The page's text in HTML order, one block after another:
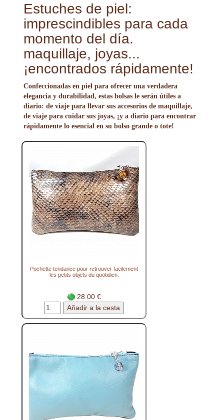
Estuches de piel:
imprescindibles para cada
momento del día.
maquillaje, joyas...
¡encontrados rápidamente!
Confeccionadas en piel para ofrecer una verdadera
elegancia y durabilidad, estas bolsas le serán útiles a
diario: de viaje para llevar sus accesorios de maquillaje,
de viaje para cuidar sus joyas, ¡y a diario para encontrar
rápidamente lo esencial en su bolso grande o tote!
Pochette tendance pour retrouver facilement
les petits objets du quotidien.
28.00 €